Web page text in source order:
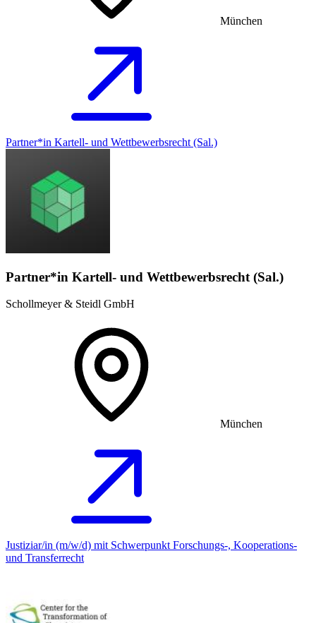
München
Partner*in Kartell- und Wettbewerbsrecht (Sal.)
Partner*in Kartell- und Wettbewerbsrecht (Sal.)
Schollmeyer & Steidl GmbH
München
Justiziar/in (m/w/d) mit Schwerpunkt Forschungs-, Kooperations-
und Transferrecht